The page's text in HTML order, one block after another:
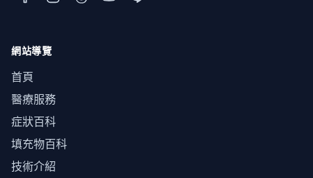
網站導覽
首頁
醫療服務
症狀百科
填充物百科
技術介紹